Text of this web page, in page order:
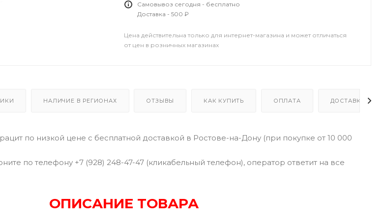
Самовывоз сегодня - бесплатно
Доставка - 500 ₽
Цена действительна только для интернет-магазина и может отличаться
от цен в розничных магазинах
НАЛИЧИЕ В РЕГИОНАХ ОТЗЫВЫ КАК КУПИТЬ ОПЛАТА ДОСТАВКА
по низкой цене с бесплатной доставкой в Ростове-на-Дону (при покупке от 10 000
по телефону +7 (928) 248-47-47 (кликабельный телефон), оператор ответит на все
ОПИСАНИЕ ТОВАРА